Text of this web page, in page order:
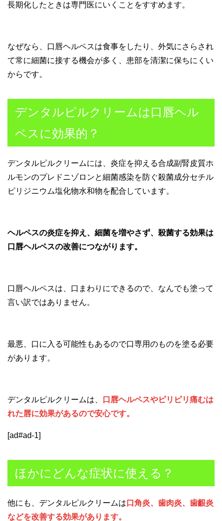
長期化したときは専門医にいくことをすすめます。
なぜなら、口唇ヘルペスは食事をしたり、外気にさらされ
て常に細菌に接する機会が多く、患部を清潔に保ちにくい
からです。
デンタルピルクリームは口唇ヘル
ペスに効果的？
デンタルピルクリームには、炎症を抑える合成副腎皮質ホ
ルモンのプレドニゾロンと細菌感染を防ぐ殺菌成分セチル
ピリジニウム塩化物水和物を配合しています。
ヘルペスの炎症を抑え、細菌を増やさず、殺菌する効果は
口唇ヘルペスの改善につながります。
口唇ヘルペスは、口まわりにできるので、なんでも塗って
言い訳ではありません。
最悪、口に入る可能性もあるので口専用のものを塗る必要
があります。
デンタルピルクリームは、
口唇ヘルペスやピリピリ痛むは
れた唇に効果があるので安心です。
[ad#ad-1]
ほかにどんな症状に使える？
他にも、デンタルピルクリームは 口角炎、歯肉炎、歯齦炎
などを改善する効果があります。